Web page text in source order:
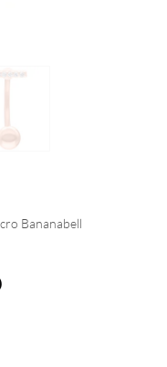
Bananabell